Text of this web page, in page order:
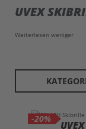
UVEX
Weiterlesen weniger
-20%
UVEX